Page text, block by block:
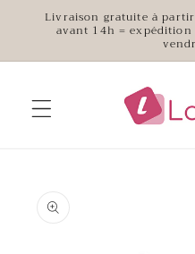
passer
contenu
Livraison gratuite à partir
avant 14h =
produits